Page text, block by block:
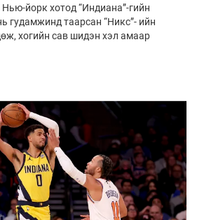
йорк хотод “Индиана”-гийн
гудамжинд таарсан “Никс”- ийн
хогийн сав шидэн хэл амаар